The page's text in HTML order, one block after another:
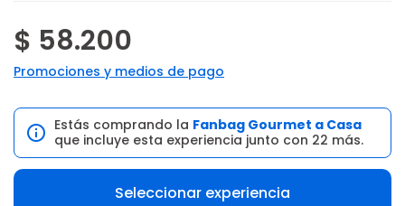
$ 58.200
Promociones y medios de pago
Estás comprando la Fanbag Gourmet a Casa
que incluye esta experiencia junto con 22 más.
Seleccionar experiencia